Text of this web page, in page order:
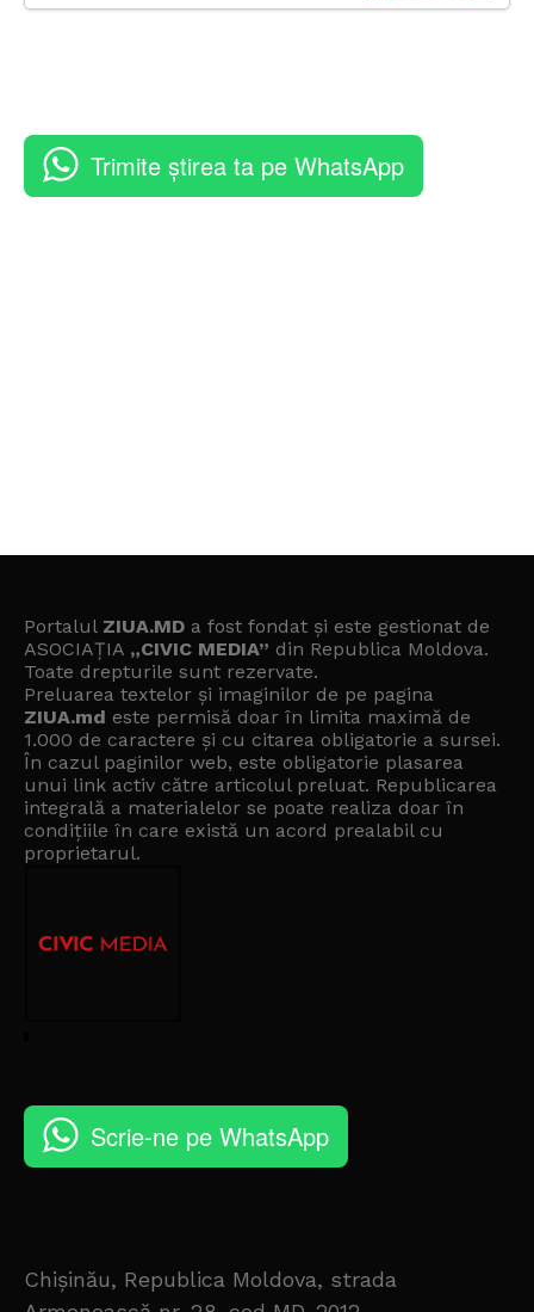
Trimite știrea ta pe WhatsApp
Portalul ZIUA.MD a fost fondat și este gestionat de
ASOCIAȚIA „CIVIC MEDIA” din Republica Moldova.
Toate drepturile sunt rezervate.
Preluarea textelor și imaginilor de pe pagina
ZIUA.md este permisă doar în limita maximă de
1.000 de caractere și cu citarea obligatorie a sursei.
În cazul paginilor web, este obligatorie plasarea
unui link activ către articolul preluat. Republicarea
integrală a materialelor se poate realiza doar în
condițiile în care există un acord prealabil cu
proprietarul.
Scrie-ne pe WhatsApp
Chișinău, Republica Moldova, strada